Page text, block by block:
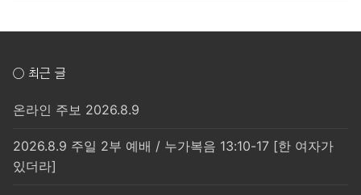
○ 최근 글
온라인 주보 2026.8.9
2026.8.9 주일 2부 예배 / 누가복음 13:10-17 [한 여자가
있더라]